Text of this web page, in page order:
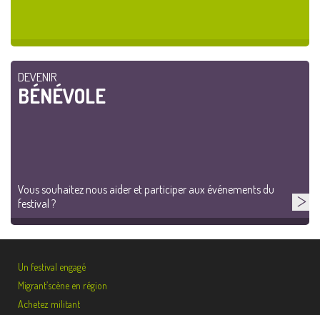
DEVENIR
BÉNÉVOLE
Vous souhaitez nous aider et participer aux événements du
festival ?
Un festival engagé
Migrant’scène en région
Achetez militant